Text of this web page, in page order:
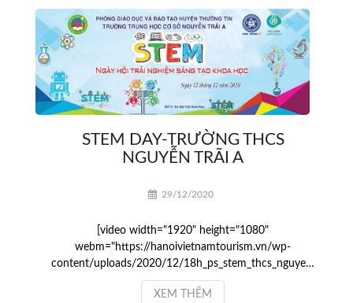
STEM DAY-TRƯỜNG THCS
NGUYỄN TRÃI A
29/12/2020
[video width="1920" height="1080"
webm="https://hanoivietnamtourism.vn/wp-
content/uploads/2020/12/18h_ps_stem_thcs_nguye…
XEM THÊM